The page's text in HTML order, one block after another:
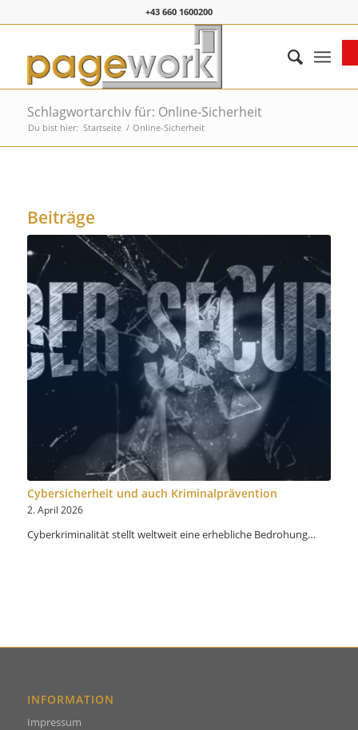
+43 660 1600200
Schlagwortarchiv für: Online-Sicherheit
Du bist hier: Startseite / Online-Sicherheit
Beiträge
Cybersicherheit und auch Kriminalprävention
2. April 2026
Cyberkriminalität stellt weltweit eine erhebliche Bedrohung…
INFORMATION
Impressum